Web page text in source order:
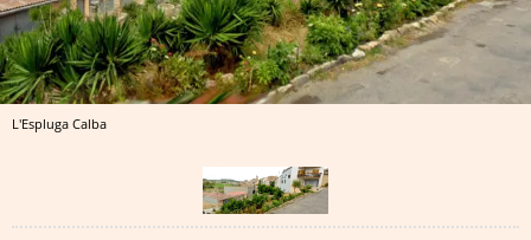
L'Espluga Calba